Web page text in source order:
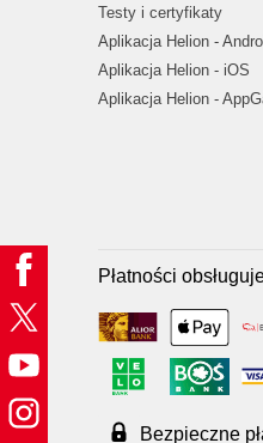
Testy i certyfikaty
Aplikacja Helion -
Aplikacja Helion - iOS
Aplikacja Helion -
Płatności
Bezpieczne